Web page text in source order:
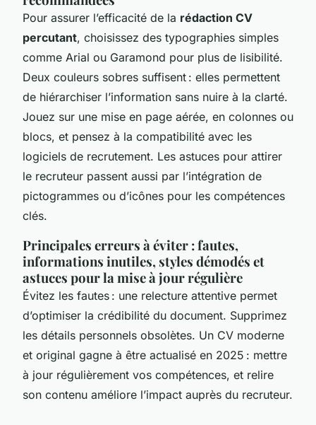
Pour assurer l’efficacité de la rédaction CV
percutant, choisissez des typographies simples
comme Arial ou Garamond pour plus de lisibilité.
Deux couleurs sobres suffisent : elles permettent
de hiérarchiser l’information sans nuire à la clarté.
Jouez sur une mise en page aérée, en colonnes ou
blocs, et pensez à la compatibilité avec les
logiciels de recrutement. Les astuces pour attirer
le recruteur passent aussi par l’intégration de
pictogrammes ou d’icônes pour les compétences
clés.
Principales erreurs à éviter : fautes,
informations inutiles, styles démodés et
astuces pour la mise à jour régulière
Évitez les fautes : une relecture attentive permet
d’optimiser la crédibilité du document. Supprimez
les détails personnels obsolètes. Un CV moderne
et original gagne à être actualisé en 2025 : mettre
à jour régulièrement vos compétences, et relire
son contenu améliore l’impact auprès du recruteur.